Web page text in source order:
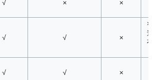
√ × ×
√ √ ×
×
道
有
√ √ ×